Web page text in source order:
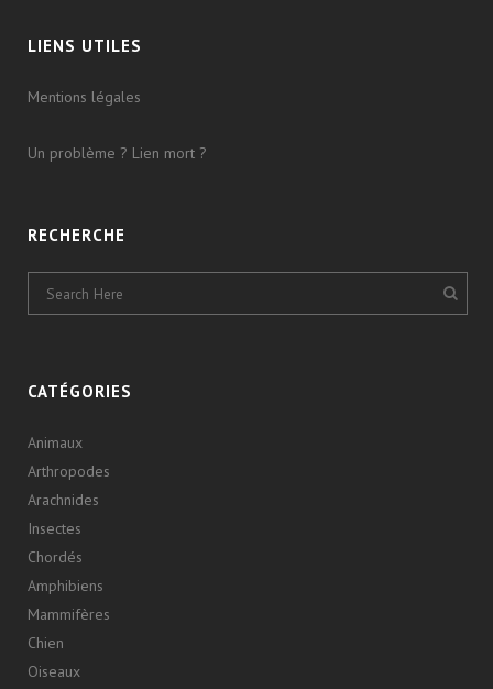
LIENS UTILES
Mentions légales
Un problème ? Lien mort ?
RECHERCHE
CATÉGORIES
Animaux
Arthropodes
Arachnides
Insectes
Chordés
Amphibiens
Mammifères
Chien
Oiseaux